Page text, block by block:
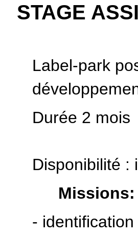
STAGE
Label-park
Durée 2 mois
Disponibilité :
Missions:
-